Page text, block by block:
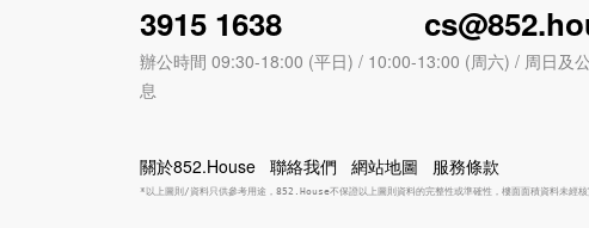
3915 1638
辦公時間 09:30-18:00 (平日) / 10:00-13:00 (周六) / 周日及
息
關於852.House 聯絡我們 網站地圖 服務條款
*以上圖則/資料只供參考用途，852.House不保證以上圖則資料的完整性或準確性，樓面面積資料未經